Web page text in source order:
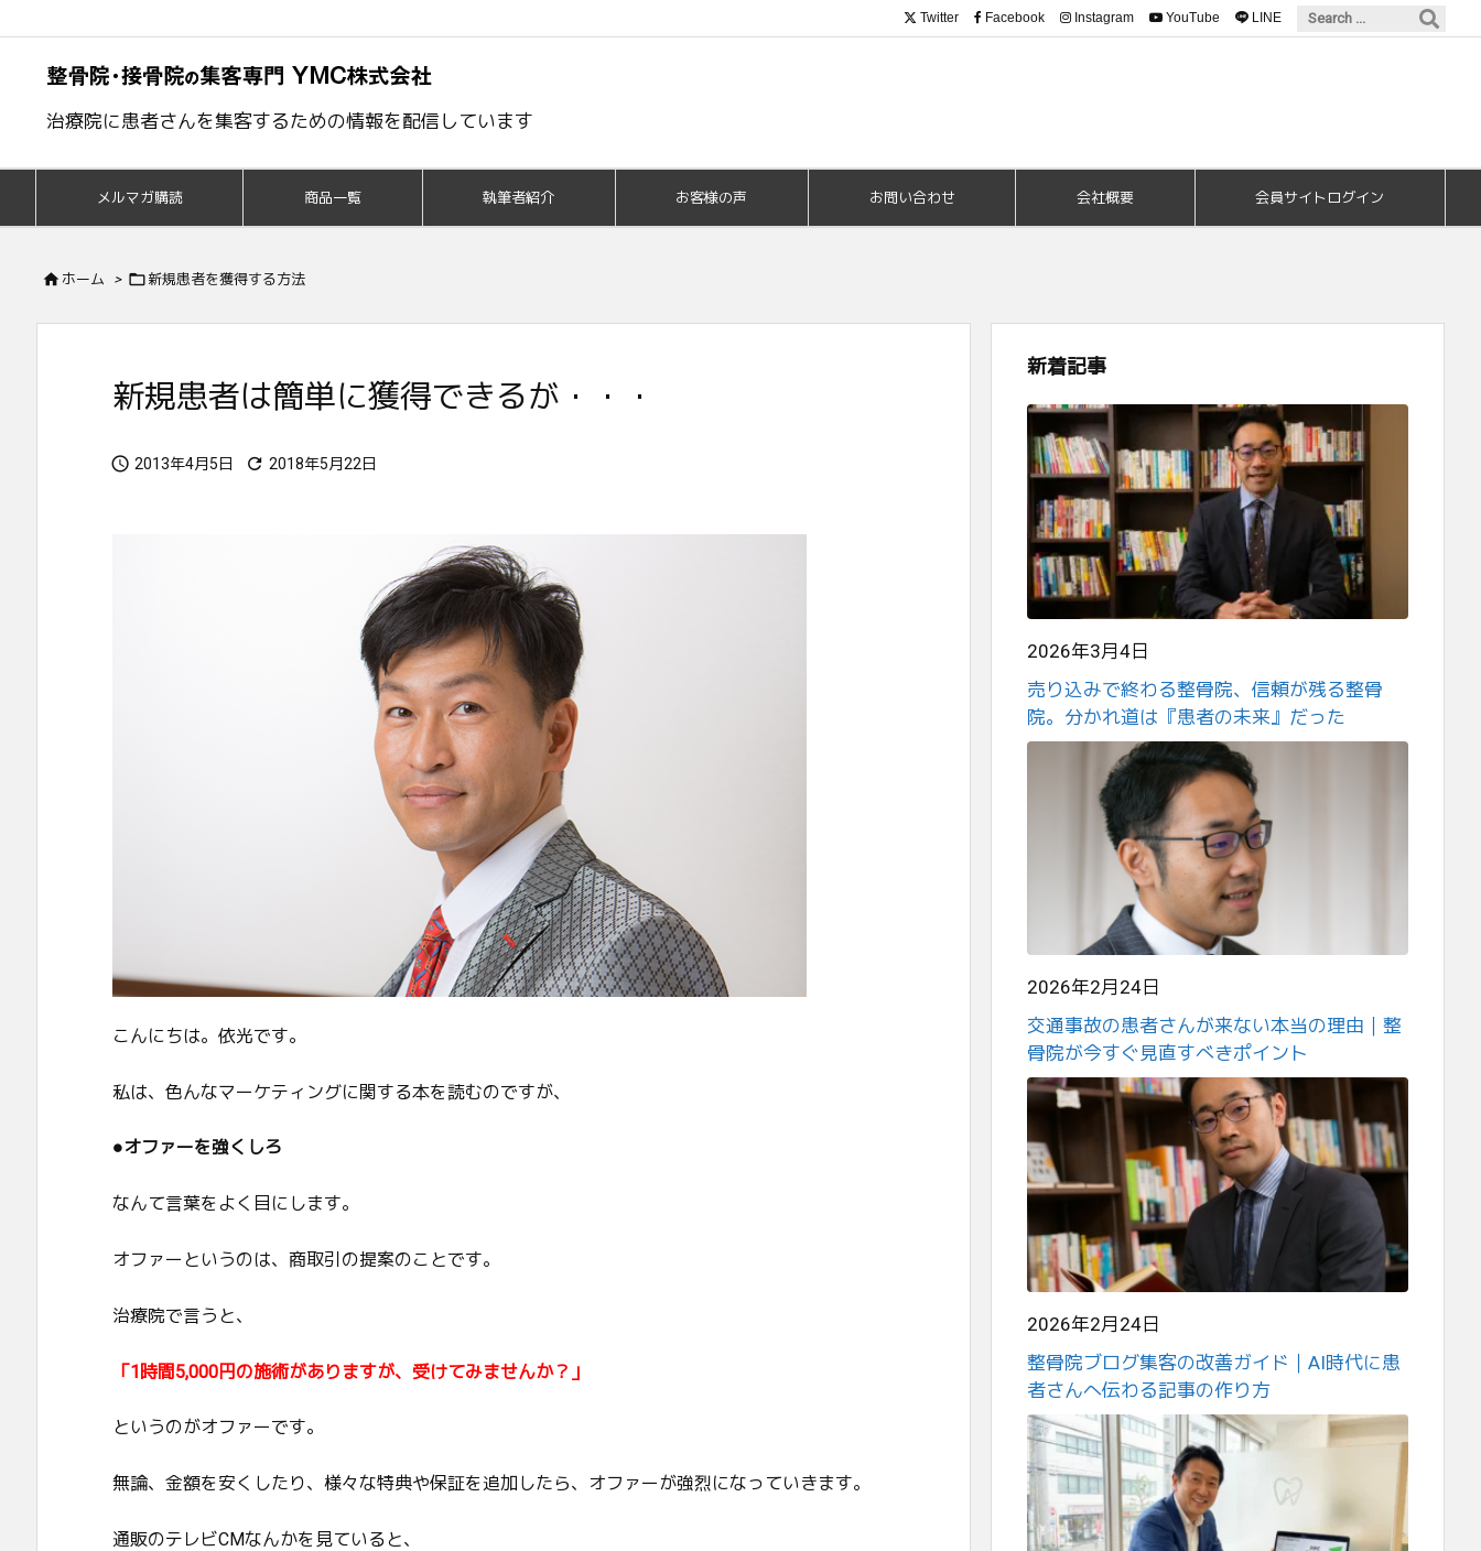
治療院に患者さんを集客するための情報を配信しています
メルマガ購読 商品一覧 執筆者紹介 お客様の声 お問い合わせ 会社概要 会員サイトログイン
Twitter Facebook Instagram YouTube LINE
 ホーム >  新規患者を獲得する方法
新規患者は簡単に獲得できるが・・・
 2013年4月5日  2018年5月22日
こんにちは。依光です。
私は、色んなマーケティングに関する本を読むのですが、
●オファーを強くしろ
なんて言葉をよく目にします。
オファーというのは、商取引の提案のことです。
治療院で言うと、
「1時間5,000円の施術がありますが、受けてみませんか？」
というのがオファーです。
無論、金額を安くしたり、様々な特典や保証を追加したら、オファーが強烈になっていきます。
通販のテレビCMなんかを見ていると、
新着記事
2026年3月4日
売り込みで終わる整骨院、信頼が残る整骨
院。分かれ道は『患者の未来』だった
2026年2月24日
交通事故の患者さんが来ない本当の理由｜整
骨院が今すぐ見直すべきポイント
2026年2月24日
整骨院ブログ集客の改善ガイド｜AI時代に患
者さんへ伝わる記事の作り方